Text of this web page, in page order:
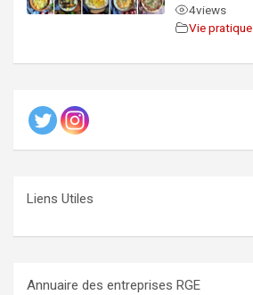
4views
Vie pratique
Liens Utiles
Annuaire des entreprises RGE